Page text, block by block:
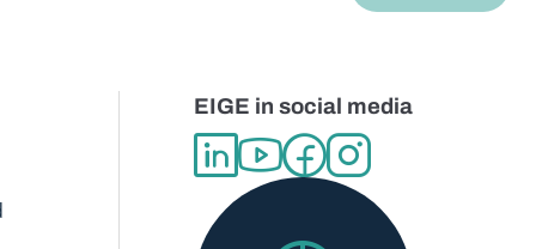
EIGE in social media